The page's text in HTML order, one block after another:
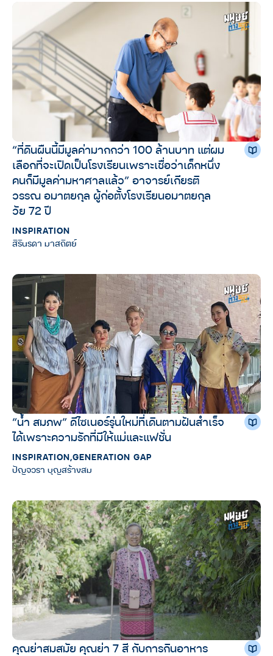
“ที่ดินผืนนี้มีมูลค่ามากกว่า 100 ล้านบาท แต่ผม
เลือกที่จะเปิดเป็นโรงเรียนเพราะเชื่อว่าเด็กหนึ่ง
คนก็มีมูลค่ามหาศาลแล้ว” อาจารย์เกียรติ
วรรณ อมาตยกุล ผู้ก่อตั้งโรงเรียนอมาตยกุล
วัย 72 ปี
INSPIRATION
สิรินรดา มาสถิตย์
“น้ำ สมภพ” ดีไซเนอร์รุ่นใหม่ที่เดินตามฝันสำเร็จ
ได้เพราะความรักที่มีให้แม่และแฟชั่น
INSPIRATION,GENERATION GAP
ปัญจวรา บุญสร้างสม
คุณย่าสมสมัย คุณย่า 7 สี กับการกินอาหาร